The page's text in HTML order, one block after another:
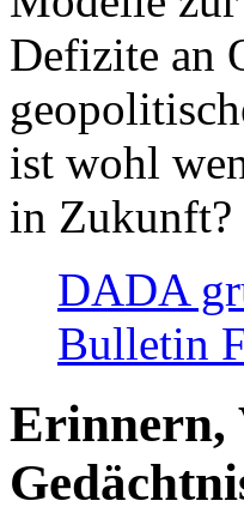
Defizite an
ist wohl
in Zukunft?
DADA
Bulletin
Erinnern,